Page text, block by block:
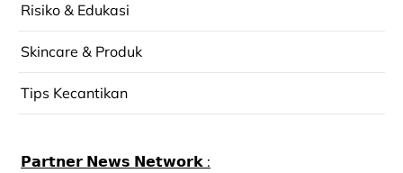
Risiko & Edukasi
Skincare & Produk
Tips Kecantikan
𝗣𝗮𝗿𝘁𝗻𝗲𝗿 𝗡𝗲𝘄𝘀 𝗡𝗲𝘁𝘄𝗼𝗿𝗸 :